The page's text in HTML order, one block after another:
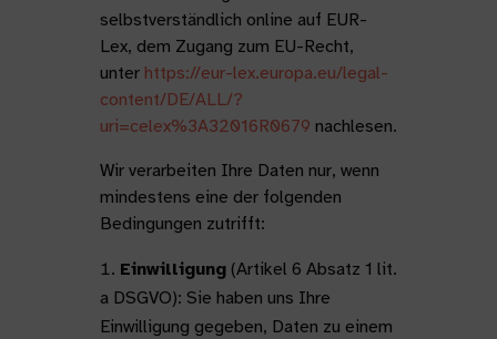
selbstverständlich online auf EUR-
Lex, dem Zugang zum EU-Recht,
unter https://eur-lex.europa.eu/legal-
content/DE/ALL/?
uri=celex%3A32016R0679 nachlesen.
Wir verarbeiten Ihre Daten nur, wenn
mindestens eine der folgenden
Bedingungen zutrifft:
Einwilligung(Artikel 6 Absatz 1 lit.
a DSGVO): Sie haben uns Ihre
Einwilligung gegeben, Daten zu einem